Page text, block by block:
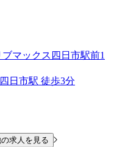
マックス四日市駅前1
日市駅 徒歩3分
求人を見る